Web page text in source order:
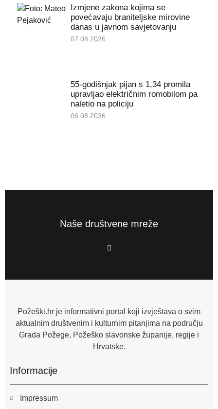
Izmjene zakona kojima se
povećavaju braniteljske mirovine
danas u javnom savjetovanju
07.08.2026
55-godišnjak pijan s 1,34 promila
upravljao električnim romobilom pa
naletio na policiju
06.08.2026
Naše društvene mreže
F
a
o
f
Požeški.hr je informativni portal koji izvještava o svim
aktualnim društvenim i kulturnim pitanjima na području
Grada Požege, Požeško slavonske županije, regije i
Hrvatske.
Informacije
Impressum